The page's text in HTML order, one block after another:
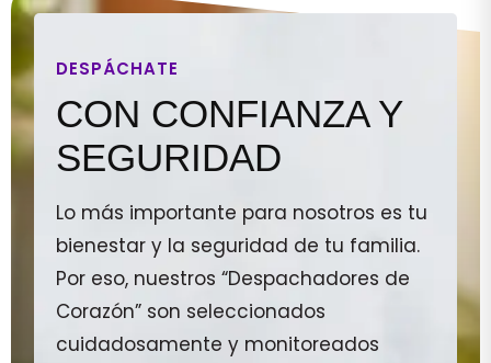
DESPÁCHATE
CON CONFIANZA Y
SEGURIDAD
Lo más importante para nosotros es tu
bienestar y la seguridad de tu familia.
Por eso, nuestros “Despachadores de
Corazón” son seleccionados
cuidadosamente y monitoreados